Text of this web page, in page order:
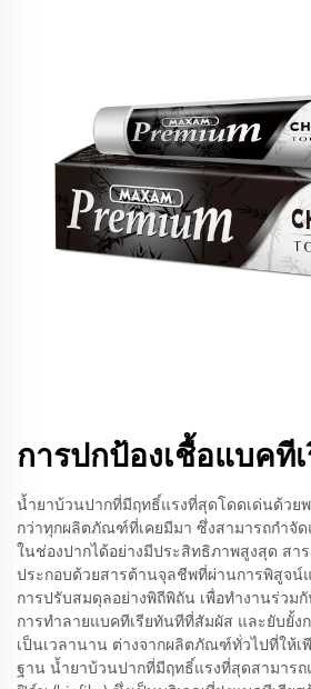
การปกป้องเชื้อแบคที
น้ำยาบ้วนปากที่มีฤทธิ์แรงที่สุดโดดเด่นด้วย
กว่าทุกผลิตภัณฑ์ที่เคยมีมา ซึ่งสามารถกำจั
ในช่องปากได้อย่างมีประสิทธิภาพสูงสุด สา
ประกอบด้วยสารต้านจุลชีพที่ผ่านการพิสูจน์
การปรับสมดุลอย่างพิถีพิถัน เพื่อทำงานร่วม
การทำลายแบคทีเรียทันทีที่สัมผัส และยับยั้ง
เป็นเวลานาน ต่างจากผลิตภัณฑ์ทั่วไปที่ให้เ
ฐาน น้ำยาบ้วนปากที่มีฤทธิ์แรงที่สุดสามาร